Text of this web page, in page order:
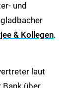
und
& Kollegen.
laut